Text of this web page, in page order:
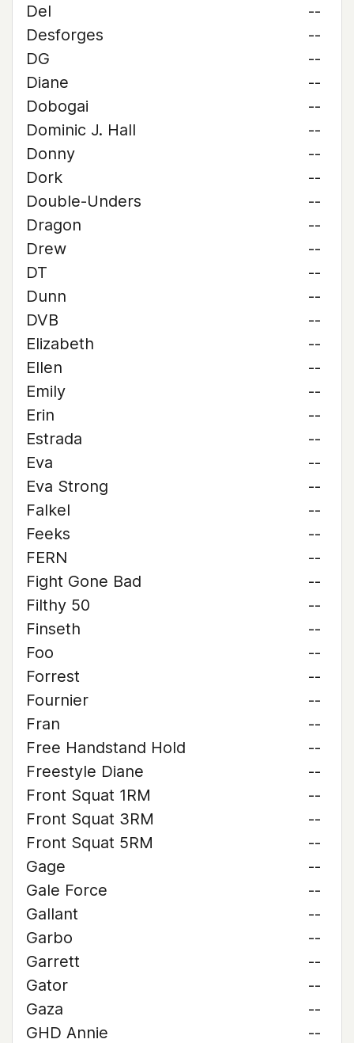
Del
--
Desforges
--
DG
--
Diane
--
Dobogai
--
Dominic J. Hall
--
Donny
--
Dork
--
Double-Unders
--
Dragon
--
Drew
--
DT
--
Dunn
--
DVB
--
Elizabeth
--
Ellen
--
Emily
--
Erin
--
Estrada
--
Eva
--
Eva Strong
--
Falkel
--
Feeks
--
FERN
--
Fight Gone Bad
--
Filthy 50
--
Finseth
--
Foo
--
Forrest
--
Fournier
--
Fran
--
Free Handstand Hold
--
Freestyle Diane
--
Front Squat 1RM
--
Front Squat 3RM
--
Front Squat 5RM
--
Gage
--
Gale Force
--
Gallant
--
Garbo
--
Garrett
--
Gator
--
Gaza
--
GHD Annie
--